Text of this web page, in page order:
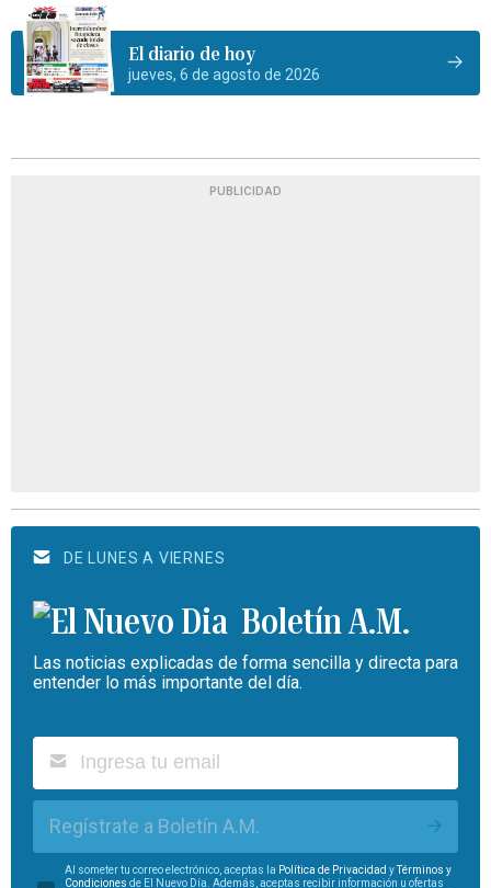
El diario de hoy
jueves, 6 de agosto de 2026
PUBLICIDAD
DE LUNES A VIERNES
Boletín A.M.
Las noticias explicadas de forma sencilla y directa para
entender lo más importante del día.
Regístrate a Boletín A.M.
Al someter tu correo electrónico, aceptas la Política de Privacidad yTérminos y
Condiciones de El Nuevo Día. Además, aceptas recibir información u ofertas